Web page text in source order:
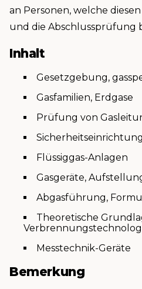
an Personen, welche
und die Abschlussprüfung
Inhalt
Gesetzgebung,
Gasfamilien, Erdgase
Prüfung von
Flüssiggas-Anlagen
Gasgeräte,
Abgasführung,
Theoretische
Messtechnik-Geräte
Bemerkung